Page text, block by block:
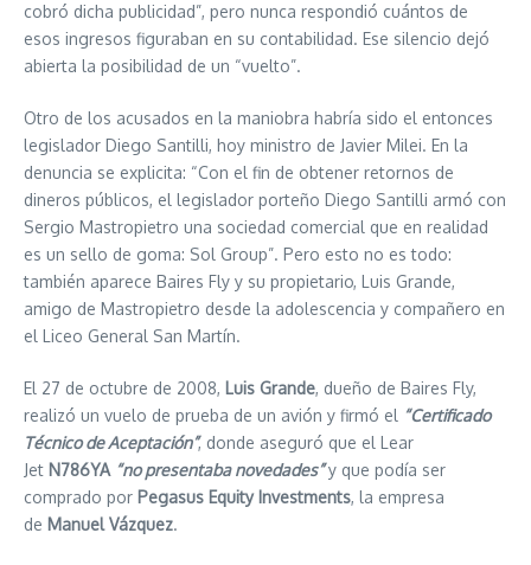
cobró dicha publicidad”, pero nunca respondió cuántos de
esos ingresos figuraban en su contabilidad. Ese silencio dejó
abierta la posibilidad de un “vuelto”.
Otro de los acusados en la maniobra habría sido el entonces
legislador Diego Santilli, hoy ministro de Javier Milei. En la
denuncia se explicita: “Con el fin de obtener retornos de
dineros públicos, el legislador porteño Diego Santilli armó con
Sergio Mastropietro una sociedad comercial que en realidad
es un sello de goma: Sol Group”. Pero esto no es todo:
también aparece Baires Fly y su propietario, Luis Grande,
amigo de Mastropietro desde la adolescencia y compañero en
el Liceo General San Martín.
El 27 de octubre de 2008, Luis Grande, dueño de Baires Fly,
realizó un vuelo de prueba de un avión y firmó el “Certificado
Técnico de Aceptación”, donde aseguró que el Lear
Jet N786YA “no presentaba novedades”y que podía ser
comprado por Pegasus Equity Investments, la empresa
de Manuel Vázquez.